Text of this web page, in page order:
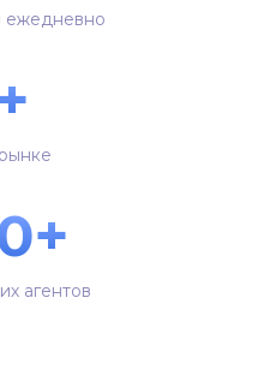
ежедневно
агентов